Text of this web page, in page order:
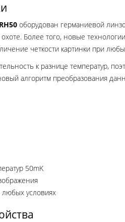
оборудован германиевой
Более того, новые
четкости картинки при
к разнице температур,
алгоритм преобразования
50mK
любых условиях